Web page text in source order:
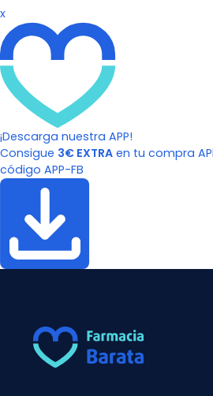
x
¡Descarga nuestra APP!
Consigue 3€ EXTRA en tu compra
código APP-FB